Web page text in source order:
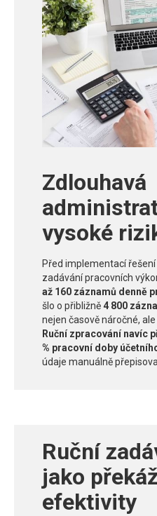
Zdlouhavá
vysoké
Před implementací
zadávání pracovních
až 160 záznamů denně
šlo o přibližně4 800
nejen časově náročné,
Ruční zpracování navíc
% pracovní doby
údaje manuálně
Ruční
jako
efektivity